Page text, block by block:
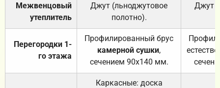
Межвенцовый
утеплитель
Джут (льноджутовое
полотно).
Джут
Перегородки 1-
го этажа
Профилированный брус
камерной сушки,
сечением 90х140 мм.
Каркасные: доска